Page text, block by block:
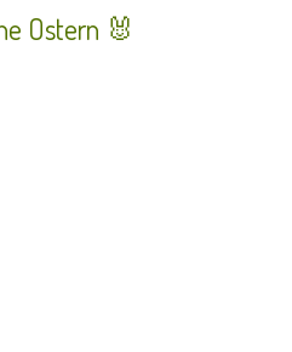
Ostern 🐰